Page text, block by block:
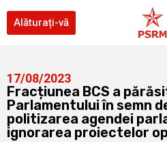
Alăturați-vă
17/08/2023
Fracțiunea BCS a
Parlamentului în semn
politizarea agendei
ignorarea proiectelor